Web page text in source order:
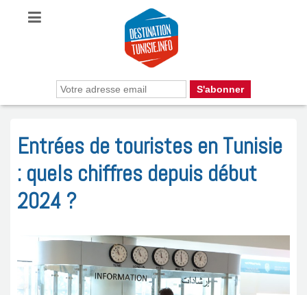
Entrées de touristes en Tunisie
: quels chiffres depuis début
2024 ?